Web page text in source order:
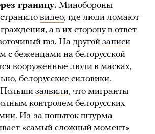
границу. Минобороны
видео, где люди ломают
а в их сторону в ответ
газ. На другой записи
с беженцами на белорусской
вооруженные люди в масках,
белорусские силовики.
заявили, что мигранты
контролем белорусских
Из-за попыток штурма
«самый сложный момент»